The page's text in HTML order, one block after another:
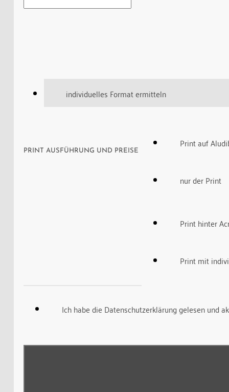
individuelles Format ermitteln
PRINT AUSFÜHRUNG UND PREISE
Print auf
nur der Print
Print hinter
Print mit
Ich habe die Datenschutzerklärung gelesen und